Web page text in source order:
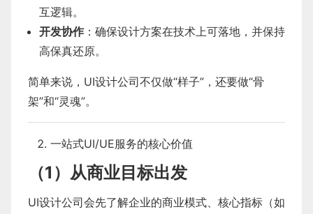
互逻辑。
开发协作 ：确保设计方案在技术上可落地，并保持
高保真还原。
简单来说，UI设计公司不仅做“样子”，还要做“骨
架”和“灵魂”。
一站式UI/UE服务的核心价值
（1）从商业目标出发
UI设计公司会先了解企业的商业模式、核心指标（如